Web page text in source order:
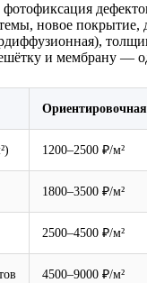
новое покрытие,
и мембрану —
1200–2500 ₽/м²
1800–3500 ₽/м²
2500–4500 ₽/м²
4500–9000 ₽/м²